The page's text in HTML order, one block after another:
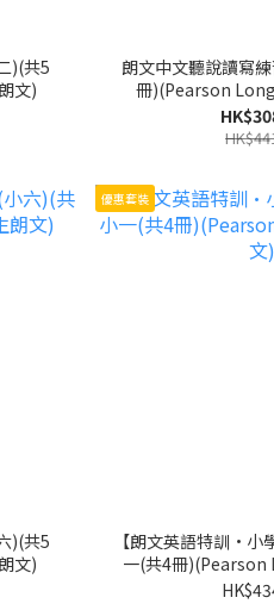
)(共5
文)
朗文中文聽說讀寫
冊)(Pearson
)(共5
文)
優惠套裝
【朗文英語特訓·小
一(共4冊
文)